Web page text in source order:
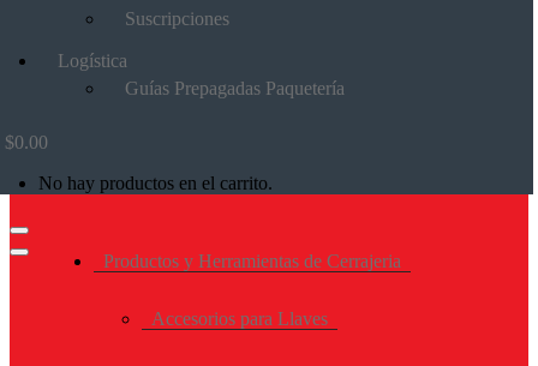
Suscripciones
Logística
Guías Prepagadas Paquetería
$0.00
No hay productos en el carrito.
Productos y Herramientas de Cerrajeria
Accesorios para Llaves